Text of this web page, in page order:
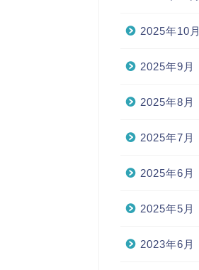
2025年10月
2025年9月
2025年8月
2025年7月
2025年6月
2025年5月
2023年6月